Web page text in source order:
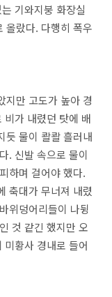
기와지붕 화장실
올랐다. 다행히 폭우
지만 고도가 높아 경
가 내렸던 탓에 배
듯 물이 콸콸 흘러내
. 신발 속으로 물이
하며 걸어야 했다.
축대가 무너져 내렸
위덩어리들이 나뒹
것 같긴 했지만 오
황사 경내로 들어